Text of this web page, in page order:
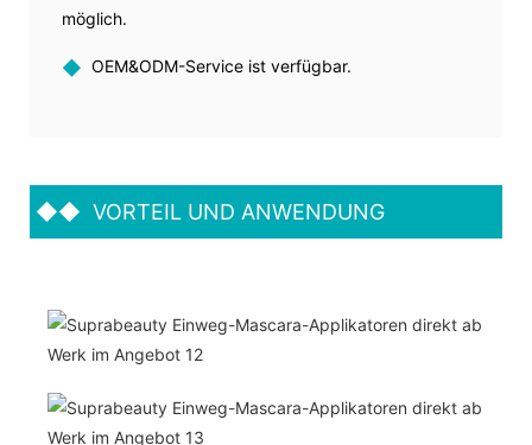
möglich.
◆ OEM&ODM-Service ist verfügbar.
◆◆ VORTEIL UND ANWENDUNG